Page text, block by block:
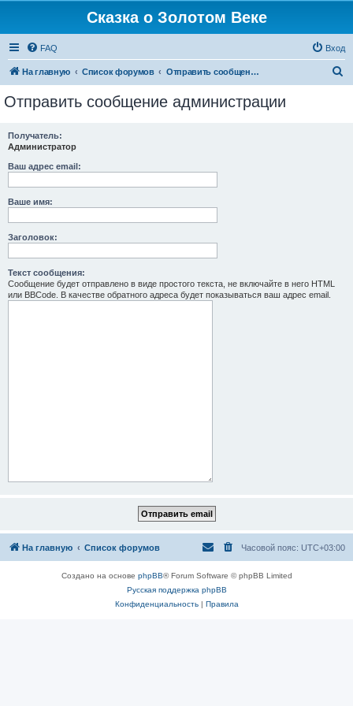
Сказка о Золотом Веке
FAQ Вход
На главную Список форумов Отправить сообщение администрации
Отправить сообщение администрации
Получатель:
Администратор
Ваш адрес email:
Ваше имя:
Заголовок:
Текст сообщения:
Сообщение будет отправлено в виде простого текста, не включайте в него HTML
или BBCode. В качестве обратного адреса будет показываться ваш адрес email.
На главную Список форумов Часовой пояс: UTC+03:00
Создано на основе phpBB® Forum Software © phpBB Limited
Русская поддержка phpBB
Конфиденциальность| Правила